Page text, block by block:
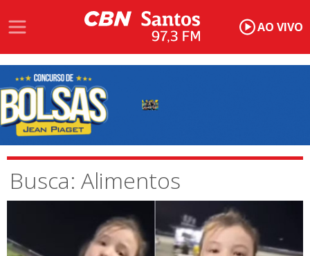
AO VIVO
Busca: Alimentos